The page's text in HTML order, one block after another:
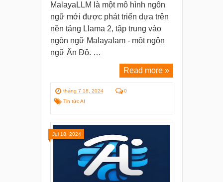
MalayaLLM là một mô hình ngôn
ngữ mới được phát triển dựa trên
nền tảng Llama 2, tập trung vào
ngôn ngữ Malayalam - một ngôn
ngữ Ấn Độ. …
Read more »
tháng 7 18, 2024
0
Tin tức AI
Jul 18, 2024